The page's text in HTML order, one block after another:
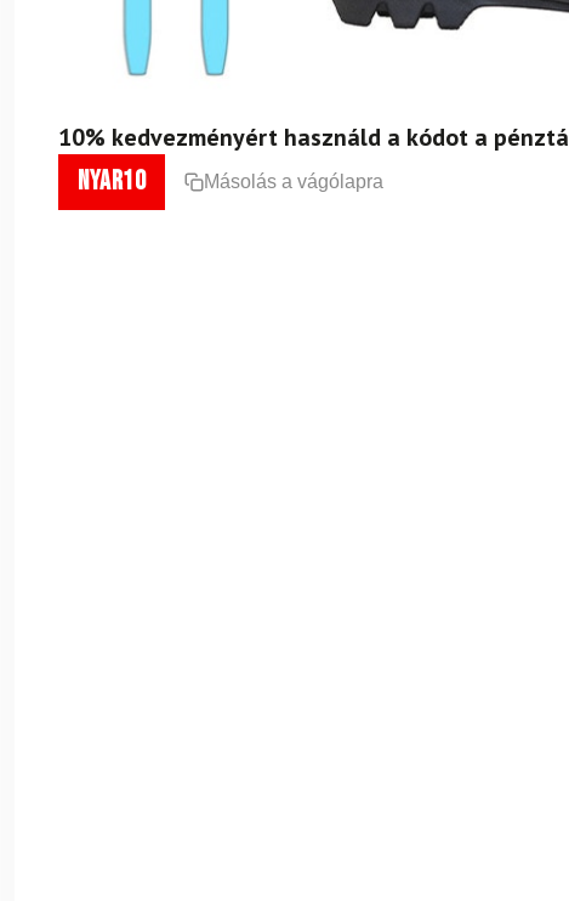
10% kedvezményért használd a kódot a
nyar10 Másolás a vágólapra